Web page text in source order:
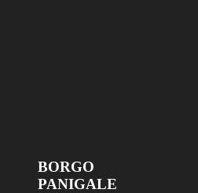
BORGO
PANIGALE